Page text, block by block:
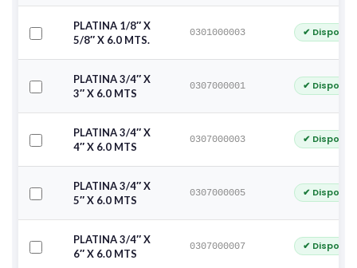
PLATINA 1/8″ X
5/8″ X 6.0 MTS.
0301000003 ✔
PLATINA 3/4″ X
3″ X 6.0 MTS
0307000001 ✔
PLATINA 3/4″ X
4″ X 6.0 MTS
0307000003 ✔
PLATINA 3/4″ X
5″ X 6.0 MTS
0307000005 ✔
PLATINA 3/4″ X
6″ X 6.0 MTS
0307000007 ✔